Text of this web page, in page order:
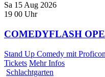
Sa 15 Aug 2026
19 00 Uhr
COMEDYFLASH
Stand Up Comedy mit
Tickets Mehr Infos
Schlachtgarten